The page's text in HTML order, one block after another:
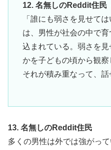
12. 名無しのReddit住民
「誰にも弱さを見せて
は、男性が社会の中で
込まれている。弱さを
かを子どもの頃から観察
それが積み重なって、話
13. 名無しのReddit住民
多くの男性は外では強がっ